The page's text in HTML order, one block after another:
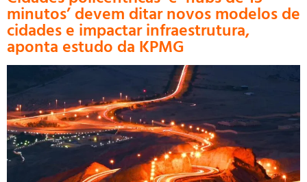
minutos’ devem ditar novos modelos de
cidades e impactar infraestrutura,
aponta estudo da KPMG